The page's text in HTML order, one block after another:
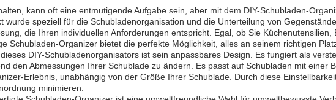
kann oft eine entmutigende Aufgabe sein, aber mit dem DIY-Schubladen-
wurde speziell für die Schubladenorganisation und die Unterteilung von
die Ihren individuellen Anforderungen entspricht. Egal, ob Sie
Schubladen-Organizer bietet die perfekte Möglichkeit, alles an seinem richtigen
DIY-Schubladenorganisators ist sein anpassbares Design. Es fungiert als
den Abmessungen Ihrer Schublade zu ändern. Es passt auf Schubladen mit einer
Erlebnis, unabhängig von der Größe Ihrer Schublade. Durch diese
minimieren.